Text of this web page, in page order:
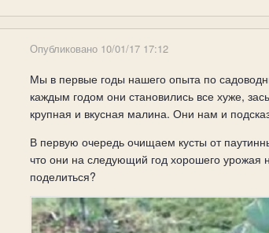
Опубликовано 10/01/17 17:12
Мы в первые годы нашего опыта по
каждым годом они становились все хуже,
крупная и вкусная малина. Они нам и
В первую очередь очищаем кусты от
что они на следующий год хорошего урожая
поделиться?